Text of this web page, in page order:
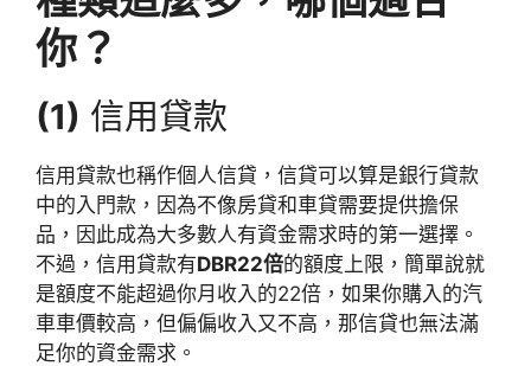
你？
(1) 信用貸款
信用貸款也稱作個人信貸，信貸可以算是銀行貸款
中的入門款，因為不像房貸和車貸需要提供擔保
品，因此成為大多數人有資金需求時的第一選擇。
不過，信用貸款有DBR22倍的額度上限，簡單說就
是額度不能超過你月收入的22倍，如果你購入的汽
車車價較高，但偏偏收入又不高，那信貸也無法滿
足你的資金需求。